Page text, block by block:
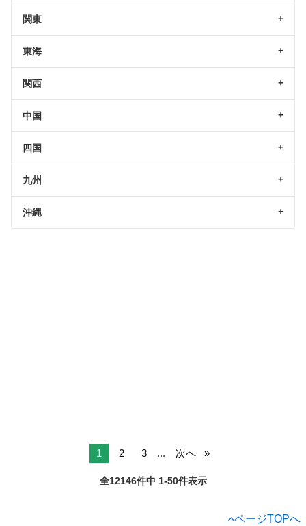
関東
東海
関西
中国
四国
九州
沖縄
1 2 3 ... 次へ
全12146件中 1-50件表示
ページTOPへ